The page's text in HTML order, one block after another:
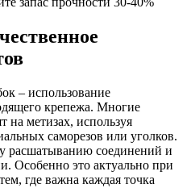
– использование
крепежа. Многие
на метизах, используя
саморезов или уголков.
расшатыванию соединений и
Особенно это актуально при
где важна каждая точка